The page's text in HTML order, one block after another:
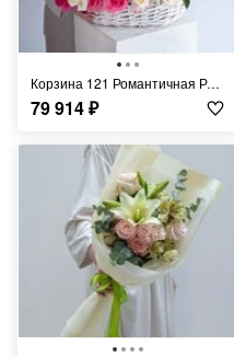
Корзина 121 Романтичная Роза
79 914₽